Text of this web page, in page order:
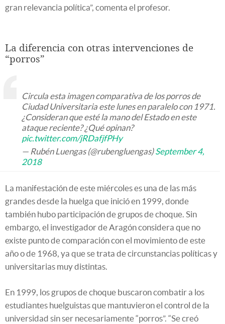
gran relevancia política”, comenta el profesor.
La diferencia con otras intervenciones de
“porros”
Circula esta imagen comparativa de los porros de
Ciudad Universitaria este lunes en paralelo con 1971.
¿Consideran que esté la mano del Estado en este
ataque reciente? ¿Qué opinan?
pic.twitter.com/jRDafjfPHy
— Rubén Luengas (@rubengluengas)September 4,
2018
La manifestación de este miércoles es una de las más
grandes desde la huelga que inició en 1999, donde
también hubo participación de grupos de choque. Sin
embargo, el investigador de Aragón considera que no
existe punto de comparación con el movimiento de este
año o de 1968, ya que se trata de circunstancias políticas y
universitarias muy distintas.
En 1999, los grupos de choque buscaron combatir a los
estudiantes huelguistas que mantuvieron el control de la
universidad sin ser necesariamente “porros”. “Se creó